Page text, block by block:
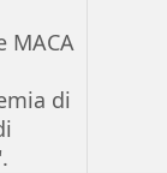
MACA
di